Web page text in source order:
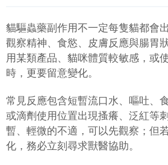
貓驅蟲藥副作用不一定每隻貓都會
觀察精神、食慾、皮膚反應與腸胃
用某類產品、貓咪體質較敏感，或
時，更要留意變化。
常見反應包含短暫流口水、嘔吐、
或滴劑使用位置出現搔癢、泛紅等
暫、輕微的不適，可以先觀察；但
化，務必立刻尋求獸醫協助。